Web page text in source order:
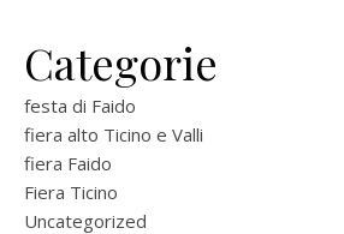
Categorie
festa di Faido
fiera alto Ticino e Valli
fiera Faido
Fiera Ticino
Uncategorized